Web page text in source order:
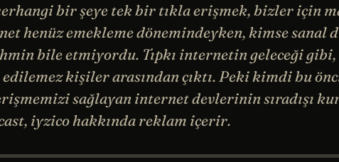
bir şeye tek bir tıkla erişmek, bizler için
henüz emekleme dönemindeyken, kimse sanal
bile etmiyordu. Tıpkı internetin geleceği
kişiler arasından çıktı. Peki kimdi bu
sağlayan internet devlerinin sıradışı
iyzico hakkında reklam içerir.